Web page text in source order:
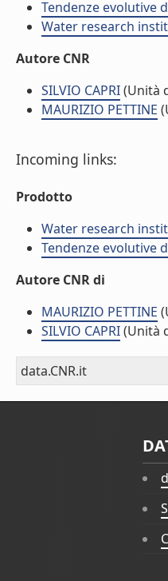
Tendenze evolutive
Water research
Autore CNR
SILVIO CAPRI(Unità
MAURIZIO PETTINE
Incoming links:
Prodotto
Water research
Tendenze evolutive
Autore CNR di
MAURIZIO PETTINE
SILVIO CAPRI(Unità
data.CNR.it